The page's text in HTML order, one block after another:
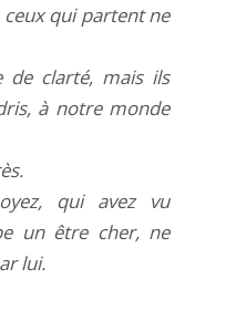
ceux qui partent ne
de clarté, mais ils
à notre monde
qui avez vu
un être cher, ne
lui.